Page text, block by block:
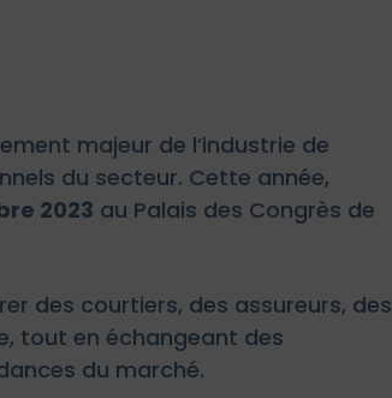
majeur de l’industrie de
du secteur. Cette année,
2023 au Palais des Congrès de
des courtiers, des assureurs, des
tout en échangeant des
du marché.